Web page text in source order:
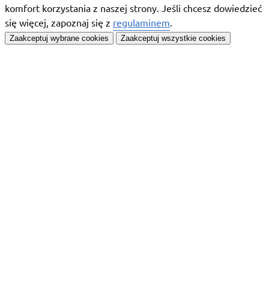
komfort korzystania z naszej strony. Jeśli chcesz dowiedzieć
się więcej, zapoznaj się z regulaminem.
Zaakceptuj wybrane cookies Zaakceptuj wszystkie cookies